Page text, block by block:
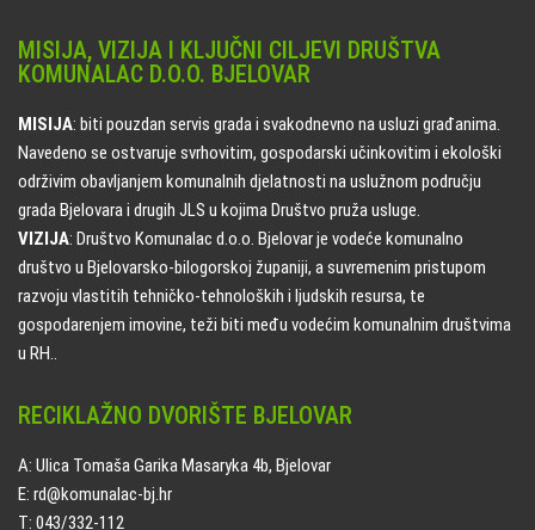
MISIJA, VIZIJA I KLJUČNI CILJEVI DRUŠTVA
KOMUNALAC D.O.O. BJELOVAR
MISIJA: biti pouzdan servis grada i svakodnevno na usluzi građanima.
Navedeno se ostvaruje svrhovitim, gospodarski učinkovitim i ekološki
održivim obavljanjem komunalnih djelatnosti na uslužnom području
grada Bjelovara i drugih JLS u kojima Društvo pruža usluge.
VIZIJA: Društvo Komunalac d.o.o. Bjelovar je vodeće komunalno
društvo u Bjelovarsko-bilogorskoj županiji, a suvremenim pristupom
razvoju vlastitih tehničko-tehnoloških i ljudskih resursa, te
gospodarenjem imovine, teži biti među vodećim komunalnim društvima
u RH..
RECIKLAŽNO DVORIŠTE BJELOVAR
A: Ulica Tomaša Garika Masaryka 4b, Bjelovar
E: rd@komunalac-bj.hr
T: 043/332-112